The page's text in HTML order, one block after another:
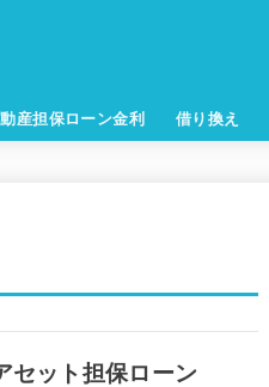
産担保ローン金利 借り換え
セット担保ローン